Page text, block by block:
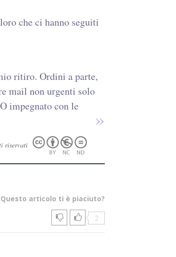
che ci hanno seguiti
ritiro. Ordini a parte,
mail non urgenti solo
impegnato con le
riservati
Questo articolo ti è piaciuto?
2